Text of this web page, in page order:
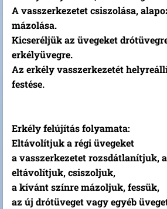
A vasszerkezetet csiszolása,
mázolása.
Kicseréljük az üvegeket
erkélyüvegre.
Az erkély vasszerkezetét
festése.
Erkély felújítás folyamata:
Eltávolítjuk a régi üvegeket
a vasszerkezetet rozsdátlanítjuk,
eltávolítjuk, csiszoljuk,
a kívánt színre mázoljuk, fessük,
az új drótüveget vagy egyéb